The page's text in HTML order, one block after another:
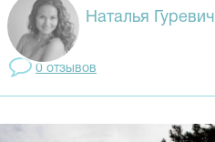
Наталья Гуревич
0 отзывов